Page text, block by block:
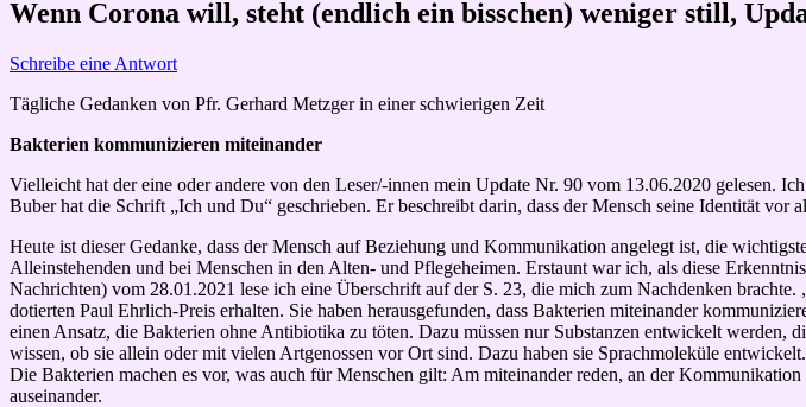
Wenn Corona will, steht (endlich ein bisschen) weniger still,
Schreibe eine Antwort
Tägliche Gedanken von Pfr. Gerhard Metzger in einer schwierigen Zeit
Bakterien kommunizieren miteinander
Vielleicht hat der eine oder andere von den Leser/-innen mein Update Nr. 90 vom 13.06.2020 gelesen.
Buber hat die Schrift „Ich und Du“ geschrieben. Er beschreibt darin, dass der Mensch seine Identität vor
Heute ist dieser Gedanke, dass der Mensch auf Beziehung und Kommunikation angelegt ist, die
Alleinstehenden und bei Menschen in den Alten- und Pflegeheimen. Erstaunt war ich, als diese
Nachrichten) vom 28.01.2021 lese ich eine Überschrift auf der S. 23, die mich zum Nachdenken
dotierten Paul Ehrlich-Preis erhalten. Sie haben herausgefunden, dass Bakterien miteinander
einen Ansatz, die Bakterien ohne Antibiotika zu töten. Dazu müssen nur Substanzen entwickelt
wissen, ob sie allein oder mit vielen Artgenossen vor Ort sind. Dazu haben sie Sprachmoleküle
Die Bakterien machen es vor, was auch für Menschen gilt: Am miteinander reden, an der
auseinander.